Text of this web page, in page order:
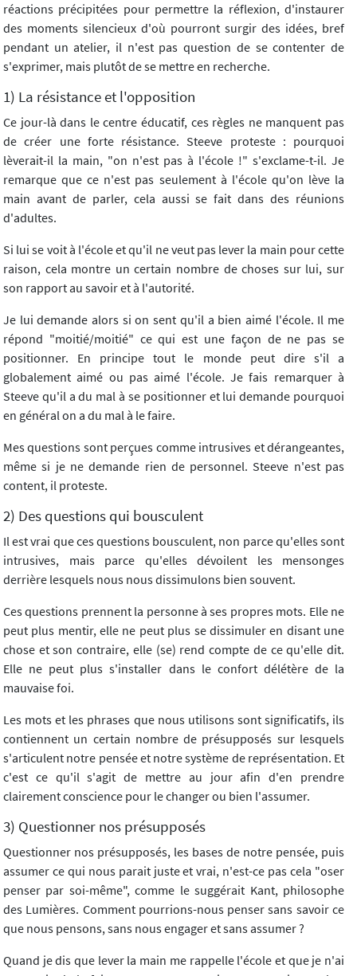
réactions précipitées pour permettre la réflexion, d'instaurer
des moments silencieux d'où pourront surgir des idées, bref
pendant un atelier, il n'est pas question de se contenter de
s'exprimer, mais plutôt de se mettre en recherche.
1) La résistance et l'opposition
Ce jour-là dans le centre éducatif, ces règles ne manquent pas
de créer une forte résistance. Steeve proteste : pourquoi
lèverait-il la main, "on n'est pas à l'école !" s'exclame-t-il. Je
remarque que ce n'est pas seulement à l'école qu'on lève la
main avant de parler, cela aussi se fait dans des réunions
d'adultes.
Si lui se voit à l'école et qu'il ne veut pas lever la main pour cette
raison, cela montre un certain nombre de choses sur lui, sur
son rapport au savoir et à l'autorité.
Je lui demande alors si on sent qu'il a bien aimé l'école. Il me
répond "moitié/moitié" ce qui est une façon de ne pas se
positionner. En principe tout le monde peut dire s'il a
globalement aimé ou pas aimé l'école. Je fais remarquer à
Steeve qu'il a du mal à se positionner et lui demande pourquoi
en général on a du mal à le faire.
Mes questions sont perçues comme intrusives et dérangeantes,
même si je ne demande rien de personnel. Steeve n'est pas
content, il proteste.
2) Des questions qui bousculent
Il est vrai que ces questions bousculent, non parce qu'elles sont
intrusives, mais parce qu'elles dévoilent les mensonges
derrière lesquels nous nous dissimulons bien souvent.
Ces questions prennent la personne à ses propres mots. Elle ne
peut plus mentir, elle ne peut plus se dissimuler en disant une
chose et son contraire, elle (se) rend compte de ce qu'elle dit.
Elle ne peut plus s'installer dans le confort délétère de la
mauvaise foi.
Les mots et les phrases que nous utilisons sont significatifs, ils
contiennent un certain nombre de présupposés sur lesquels
s'articulent notre pensée et notre système de représentation. Et
c'est ce qu'il s'agit de mettre au jour afin d'en prendre
clairement conscience pour le changer ou bien l'assumer.
3) Questionner nos présupposés
Questionner nos présupposés, les bases de notre pensée, puis
assumer ce qui nous parait juste et vrai, n'est-ce pas cela "oser
penser par soi-même", comme le suggérait Kant, philosophe
des Lumières. Comment pourrions-nous penser sans savoir ce
que nous pensons, sans nous engager et sans assumer ?
Quand je dis que lever la main me rappelle l'école et que je n'ai